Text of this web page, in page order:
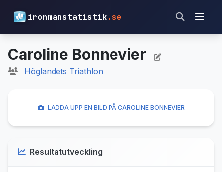
ironmanstatistik.se
Caroline Bonnevier
Höglandets Triathlon
LADDA UPP EN BILD PÅ CAROLINE BONNEVIER
Resultatutveckling